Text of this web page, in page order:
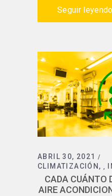
Seguir
ABRIL 30, 2021
CLIMATIZACIÓN
,
CADA CUÁNTO
AIRE